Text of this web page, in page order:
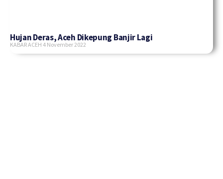
Hujan Deras, Aceh Dikepung Banjir Lagi
KABAR ACEH 4 November 2022